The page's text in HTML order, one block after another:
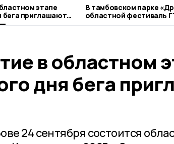
этапе
бега приглашают
В тамбовском парке
областной фестиваль
серебряных
в областном
дня бега
24 сентября состоится